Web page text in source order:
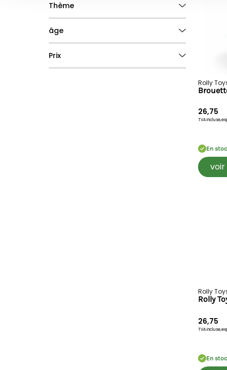
Thème
Transport
âge
Prix
Rolly
26,75
TVA incluse,
En
Rolly
26,75
TVA incluse,
En